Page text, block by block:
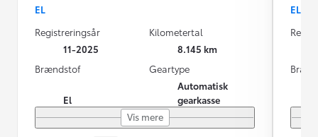
EL
Registreringsår
11-2025
Kilometertal
8.145 km
Brændstof
El
Geartype
Automatisk
gearkasse
Vis mere
EL